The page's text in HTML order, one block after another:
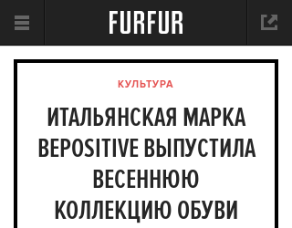
КУЛЬТУРА
ИТАЛЬЯНСКАЯ МАРКА
BEPOSITIVE ВЫПУСТИЛА
ВЕСЕННЮЮ
КОЛЛЕКЦИЮ ОБУВИ